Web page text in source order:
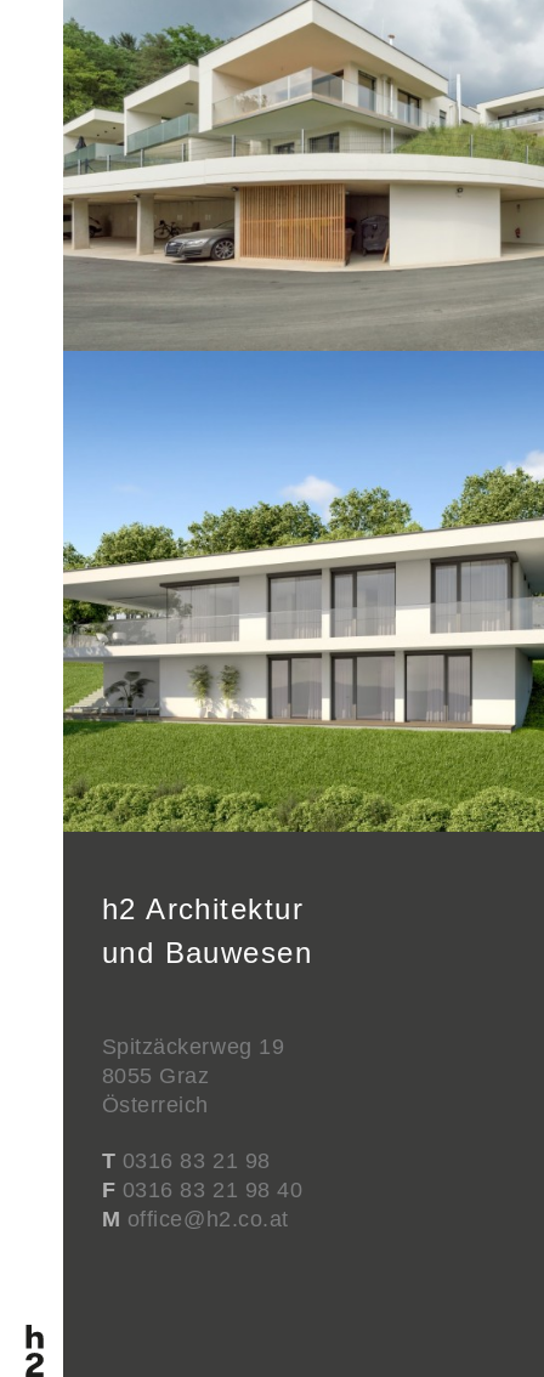
24 Doppelhäuser und Wohnungen
AUSVERKAUFT
Architektenhaus
Südhang - Aussicht - Sonnenuntergang
VERKAUFT
h2 Architektur
und Bauwesen
Spitzäckerweg 19
8055 Graz
Österreich
T 0316 83 21 98
F 0316 83 21 98 40
M office@h2.co.at